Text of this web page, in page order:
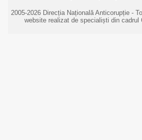
2005-2026 Direcția Națională Anticorupție -
website realizat de specialiști din cadrul